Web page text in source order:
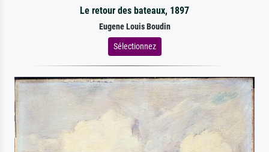
Le retour des bateaux, 1897
Eugene Louis Boudin
Sélectionnez